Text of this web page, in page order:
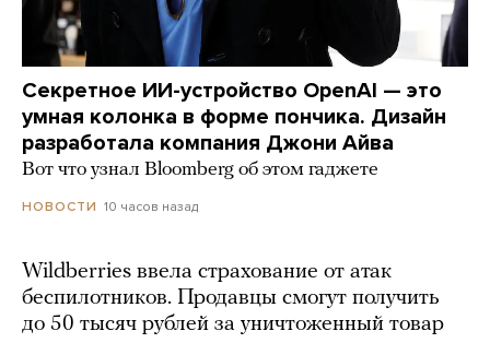
Секретное ИИ-устройство OpenAI — это
умная колонка в форме пончика. Дизайн
разработала компания Джони Айва
Вот что узнал Bloomberg об этом гаджете
НОВОСТИ 10 часов назад
Wildberries ввела страхование от атак
беспилотников. Продавцы смогут получить
до 50 тысяч рублей за уничтоженный товар